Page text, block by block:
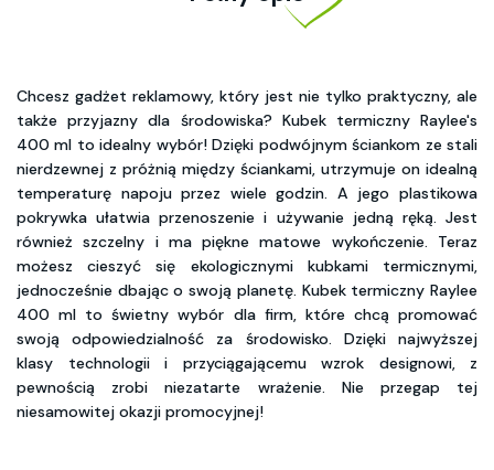
Chcesz gadżet reklamowy, który jest nie tylko praktyczny, ale
także przyjazny dla środowiska? Kubek termiczny Raylee's
400 ml to idealny wybór! Dzięki podwójnym ściankom ze stali
nierdzewnej z próżnią między ściankami, utrzymuje on idealną
temperaturę napoju przez wiele godzin. A jego plastikowa
pokrywka ułatwia przenoszenie i używanie jedną ręką. Jest
również szczelny i ma piękne matowe wykończenie. Teraz
możesz cieszyć się ekologicznymi kubkami termicznymi,
jednocześnie dbając o swoją planetę. Kubek termiczny Raylee
400 ml to świetny wybór dla firm, które chcą promować
swoją odpowiedzialność za środowisko. Dzięki najwyższej
klasy technologii i przyciągającemu wzrok designowi, z
pewnością zrobi niezatarte wrażenie. Nie przegap tej
niesamowitej okazji promocyjnej!